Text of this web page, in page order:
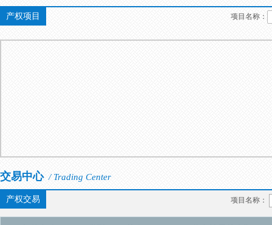
产权项目 项目名称：
交易中心 / Trading Center
产权交易 项目名称：